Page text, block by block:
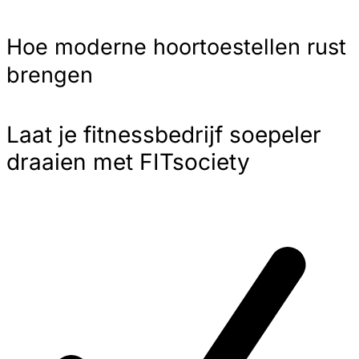
Hoe moderne hoortoestellen rust
brengen
Laat je fitnessbedrijf soepeler
draaien met FITsociety